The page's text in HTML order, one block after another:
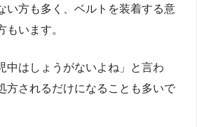
い方も多く、ベルトを装着する意
もいます。
中はしょうがないよね」と言わ
方されるだけになることも多いで